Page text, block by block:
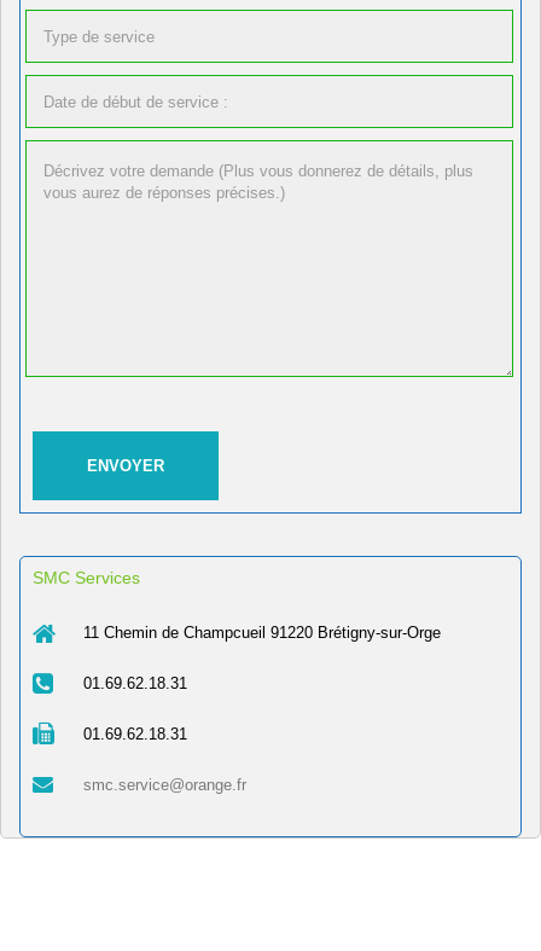
SMC Services
11 Chemin de Champcueil 91220 Brétigny-sur-Orge
01.69.62.18.31
01.69.62.18.31
smc.service@orange.fr